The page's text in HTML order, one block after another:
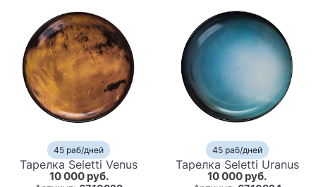
45 раб/дней
Тарелка Seletti Venus
10 000 руб.
45 раб/дней
Тарелка Seletti Uranus
10 000 руб.